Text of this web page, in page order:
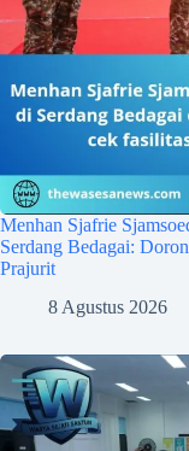
Menhan Sjafrie
Serdang Bedagai:
Prajurit
8 Agustus 2026